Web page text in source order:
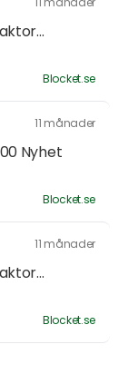
Blocket.se
11 månader
Nyhet
Blocket.se
11 månader
Blocket.se